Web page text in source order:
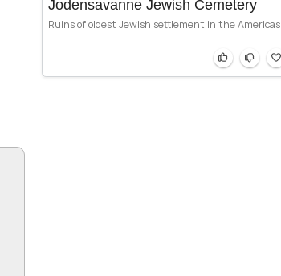
Jodensavanne Jewish Cemetery
Ruins of oldest Jewish settlement in the Americas